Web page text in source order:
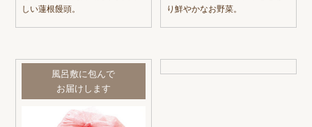
しい蓮根饅頭。
り鮮やかなお野菜。
風呂敷に包んで
お届けします